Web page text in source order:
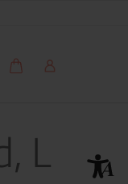
Wunschliste
WarenkorbMein Account
L